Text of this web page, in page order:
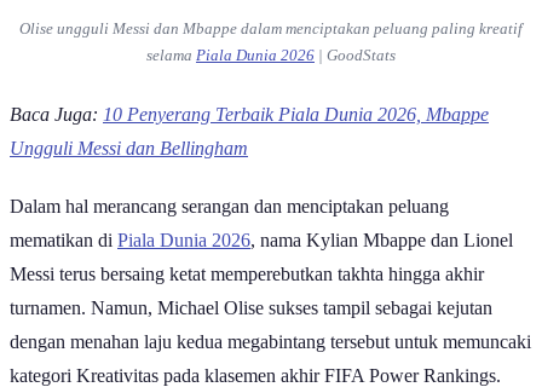
Olise ungguli Messi dan Mbappe dalam menciptakan peluang paling kreatif
selama Piala Dunia 2026 | GoodStats
Baca Juga: 10 Penyerang Terbaik Piala Dunia 2026, Mbappe
Ungguli Messi dan Bellingham
Dalam hal merancang serangan dan menciptakan peluang
mematikan di Piala Dunia 2026, nama Kylian Mbappe dan Lionel
Messi terus bersaing ketat memperebutkan takhta hingga akhir
turnamen. Namun, Michael Olise sukses tampil sebagai kejutan
dengan menahan laju kedua megabintang tersebut untuk memuncaki
kategori Kreativitas pada klasemen akhir FIFA Power Rankings.